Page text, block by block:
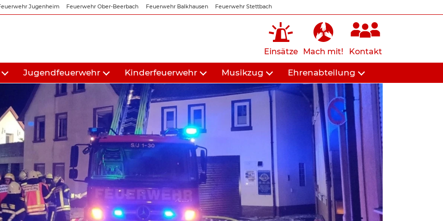
Jugenheim Feuerwehr Ober-Beerbach Feuerwehr Balkhausen Feuerwehr Stettbach
Einsätze Mach mit! Kontakt
Jugendfeuerwehr Kinderfeuerwehr Musikzug Ehrenabteilung